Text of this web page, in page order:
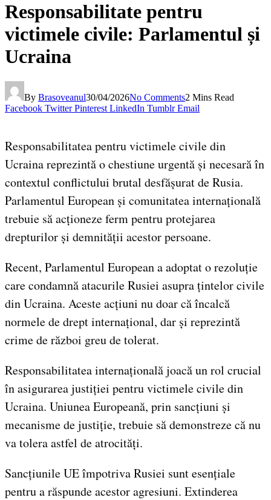
Responsabilitate pentru
victimele civile: Parlamentul și
Ucraina
By Brasoveanul30/04/2026No Comments2 Mins Read
Facebook Twitter Pinterest LinkedIn Tumblr Email
Responsabilitatea pentru victimele civile din
Ucraina reprezintă o chestiune urgentă și necesară în
contextul conflictului brutal desfășurat de Rusia.
Parlamentul European și comunitatea internațională
trebuie să acționeze ferm pentru protejarea
drepturilor și demnității acestor persoane.
Recent, Parlamentul European a adoptat o rezoluție
care condamnă atacurile Rusiei asupra țintelor civile
din Ucraina. Aceste acțiuni nu doar că încalcă
normele de drept internațional, dar și reprezintă
crime de război greu de tolerat.
Responsabilitatea internațională joacă un rol crucial
în asigurarea justiției pentru victimele civile din
Ucraina. Uniunea Europeană, prin sancțiuni și
mecanisme de justiție, trebuie să demonstreze că nu
va tolera astfel de atrocități.
Sancțiunile UE împotriva Rusiei sunt esențiale
pentru a răspunde acestor agresiuni. Extinderea